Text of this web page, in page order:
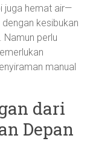
juga hemat air—
kesibukan
Namun perlu
manual
dari
Depan